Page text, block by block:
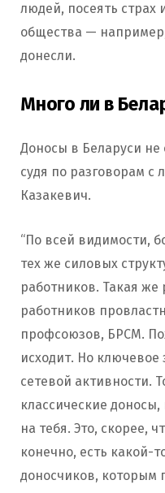
людей, посеять страх
общества —
донесли.
Много ли в
Доносы в Беларуси
судя по разговорам с
Казакевич.
“По всей видимости,
тех же силовых
работников. Такая же
работников
профсоюзов, БРСМ.
исходит. Но
сетевой активности.
классические
на тебя. Это, скорее,
конечно, есть какой-
доносчиков, которым